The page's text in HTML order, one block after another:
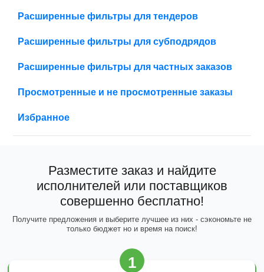
Расширенные фильтры для тендеров
Расширенные фильтры для субподрядов
Расширенные фильтры для частных заказов
Просмотренные и не просмотренные заказы
Избранное
Разместите заказ и найдите
исполнителей или поставщиков
совершенно бесплатно!
Получите предложения и выберите лучшее из них - сэкономьте не
только бюджет но и время на поиск!
1